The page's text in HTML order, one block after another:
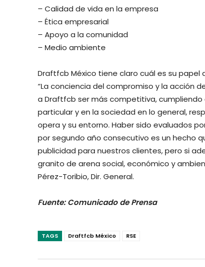
– Calidad de vida en la empresa
– Ética empresarial
– Apoyo a la comunidad
– Medio ambiente
Draftfcb México tiene claro cuál es su papel
“La conciencia del compromiso y la acción
a Draftfcb ser más competitiva,
particular y en la sociedad en lo general,
opera y su entorno. Haber sido evaluados
por segundo año consecutivo es un hecho
publicidad para nuestros clientes, pero si
granito de arena social, económico y
Pérez-Toribio, Dir. General.
Fuente: Comunicado de Prensa
TAGS Draftfcb México RSE